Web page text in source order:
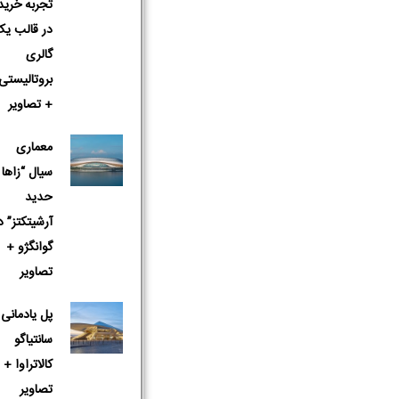
تجربه
در قالب
گالری
+ تصاویر
معماری
سیال “زاها
حدید
آرشیتکتز”
گوانگژو +
تصاویر
پل
سانتیاگو
کالاتراوا +
تصاویر